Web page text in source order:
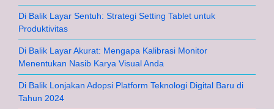
Di Balik Layar Sentuh: Strategi Setting Tablet untuk
Produktivitas
Di Balik Layar Akurat: Mengapa Kalibrasi Monitor
Menentukan Nasib Karya Visual Anda
Di Balik Lonjakan Adopsi Platform Teknologi Digital Baru di
Tahun 2024